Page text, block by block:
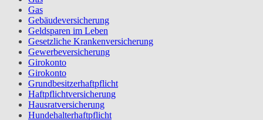
Gas
Gebäudeversicherung
Geldsparen im Leben
Gesetzliche Krankenversicherung
Gewerbeversicherung
Girokonto
Girokonto
Grundbesitzerhaftpflicht
Haftpflichtversicherung
Hausratversicherung
Hundehalterhaftpflicht